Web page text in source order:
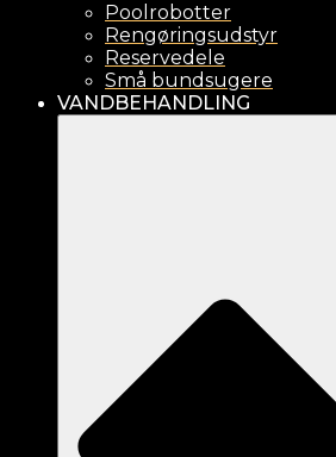
Poolrobotter
Rengøringsudstyr
Reservedele
Små bundsugere
VANDBEHANDLING